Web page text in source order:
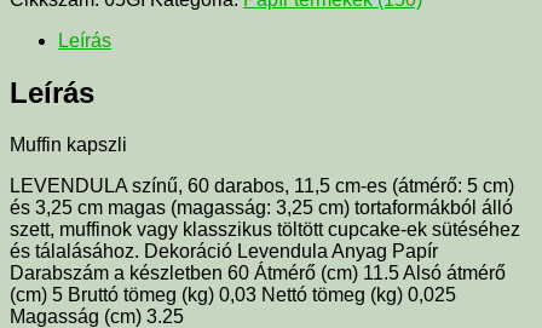
Leírás
Leírás
Muffin kapszli
LEVENDULA színű, 60 darabos, 11,5 cm-es (átmérő: 5 cm)
és 3,25 cm magas (magasság: 3,25 cm) tortaformákból álló
szett, muffinok vagy klasszikus töltött cupcake-ek sütéséhez
és tálalásához. Dekoráció Levendula Anyag Papír
Darabszám a készletben 60 Átmérő (cm) 11.5 Alsó átmérő
(cm) 5 Bruttó tömeg (kg) 0,03 Nettó tömeg (kg) 0,025
Magasság (cm) 3.25